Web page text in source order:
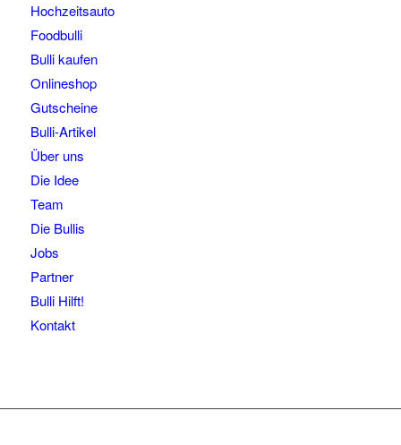
Hochzeitsauto
Foodbulli
Bulli kaufen
Onlineshop
Gutscheine
Bulli-Artikel
Über uns
Die Idee
Team
Die Bullis
Jobs
Partner
Bulli Hilft!
Kontakt